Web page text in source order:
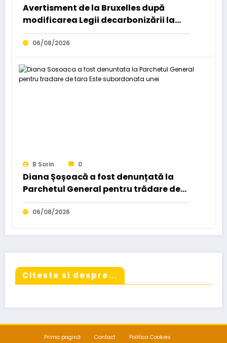
Avertisment de la Bruxelles după
modificarea Legii decarbonizării la
București: Orice regres…
06/08/2026
B Sorin 0
Diana Șoșoacă a fost denunțată la
Parchetul General pentru trădare de
țară: „Este subordonată unei…”
06/08/2026
Citeste si despre...
Prima pagină Contact
Politica Cookies